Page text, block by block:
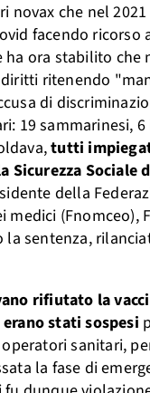
novax che nel
facendo ricorso
ha ora stabilito che
ritenendo
di
19 sammarinesi,
tutti
Sociale
della
medici (Fnomceo),
sentenza,
rifiutato la
stati sospesi
sanitari,
la fase di